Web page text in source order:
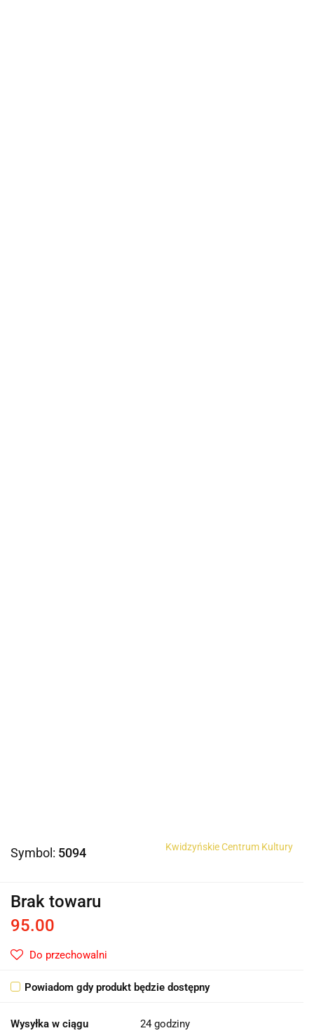
Symbol: 5094 Kwidzyńskie Centrum Kultury
Brak towaru
95.00
Do przechowalni
Powiadom gdy produkt będzie dostępny
Wysyłka w ciągu 24 godziny